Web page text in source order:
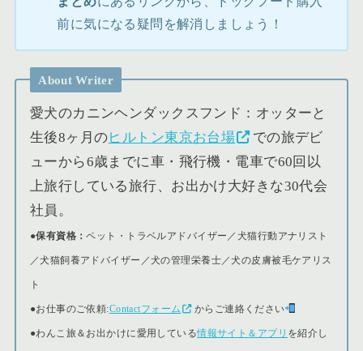
前に気になる疑問を解消しましょう！
About Writer
愛犬のカニンヘンダックスフンド：オッターと
生後8ヶ月のヒルトン東京お台場
での旅デビ
ューから6歳までに車・飛行機・電車で60回以
上旅行している旅行、お出かけ大好きな30代会
社員。
●保有資格：ペット・トラベルアドバイザー／犬猫行動アナリスト
／犬猫飼養アドバイザー／犬の管理栄養士／犬の皮膚被毛ケアリス
ト
●お仕事のご依頼:Contactフォーム からご連絡ください
●わんこ旅＆お出かけに愛用している情報サイト＆アプリ を紹介し